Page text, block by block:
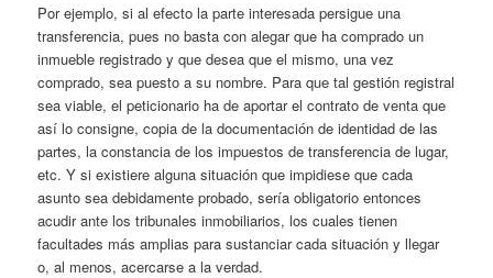
Por ejemplo, si al efecto la parte interesada persigue una
transferencia, pues no basta con alegar que ha comprado un
inmueble registrado y que desea que el mismo, una vez
comprado, sea puesto a su nombre. Para que tal gestión registral
sea viable, el peticionario ha de aportar el contrato de venta que
así lo consigne, copia de la documentación de identidad de las
partes, la constancia de los impuestos de transferencia de lugar,
etc. Y si existiere alguna situación que impidiese que cada
asunto sea debidamente probado, sería obligatorio entonces
acudir ante los tribunales inmobiliarios, los cuales tienen
facultades más amplias para sustanciar cada situación y llegar
o, al menos, acercarse a la verdad.